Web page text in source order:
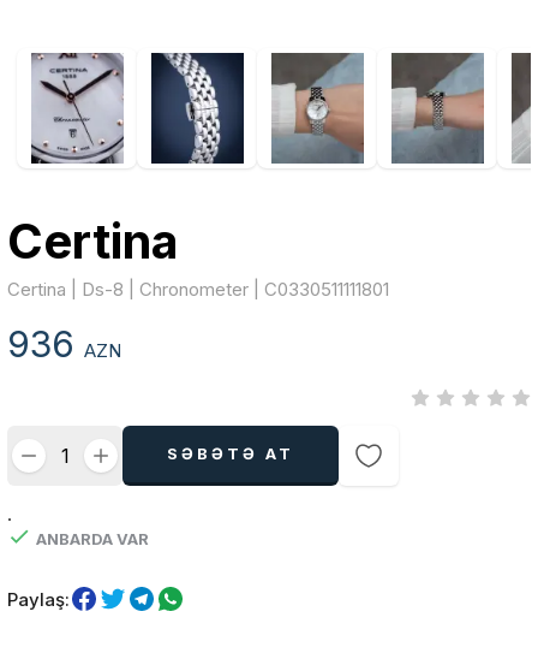
Certina
Certina | Ds-8 | Chronometer | C0330511111801
936AZN
SƏBƏTƏ AT
.
ANBARDA VAR
Paylaş: